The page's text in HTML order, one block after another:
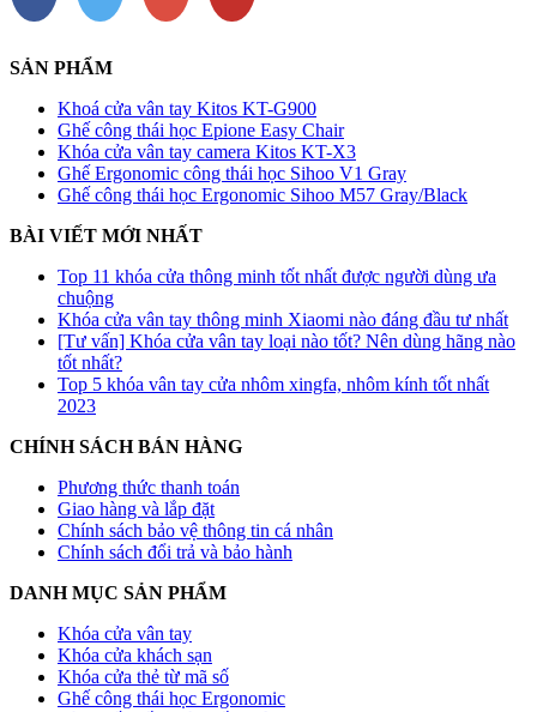
SẢN PHẨM
Khoá cửa vân tay Kitos KT-G900
Ghế công thái học Epione Easy Chair
Khóa cửa vân tay camera Kitos KT-X3
Ghế Ergonomic công thái học Sihoo V1 Gray
Ghế công thái học Ergonomic Sihoo M57 Gray/Black
BÀI VIẾT MỚI NHẤT
Top 11 khóa cửa thông minh tốt nhất được người dùng ưa
chuộng
Khóa cửa vân tay thông minh Xiaomi nào đáng đầu tư nhất
[Tư vấn] Khóa cửa vân tay loại nào tốt? Nên dùng hãng nào
tốt nhất?
Top 5 khóa vân tay cửa nhôm xingfa, nhôm kính tốt nhất
2023
CHÍNH SÁCH BÁN HÀNG
Phương thức thanh toán
Giao hàng và lắp đặt
Chính sách bảo vệ thông tin cá nhân
Chính sách đổi trả và bảo hành
DANH MỤC SẢN PHẨM
Khóa cửa vân tay
Khóa cửa khách sạn
Khóa cửa thẻ từ mã số
Ghế công thái học Ergonomic